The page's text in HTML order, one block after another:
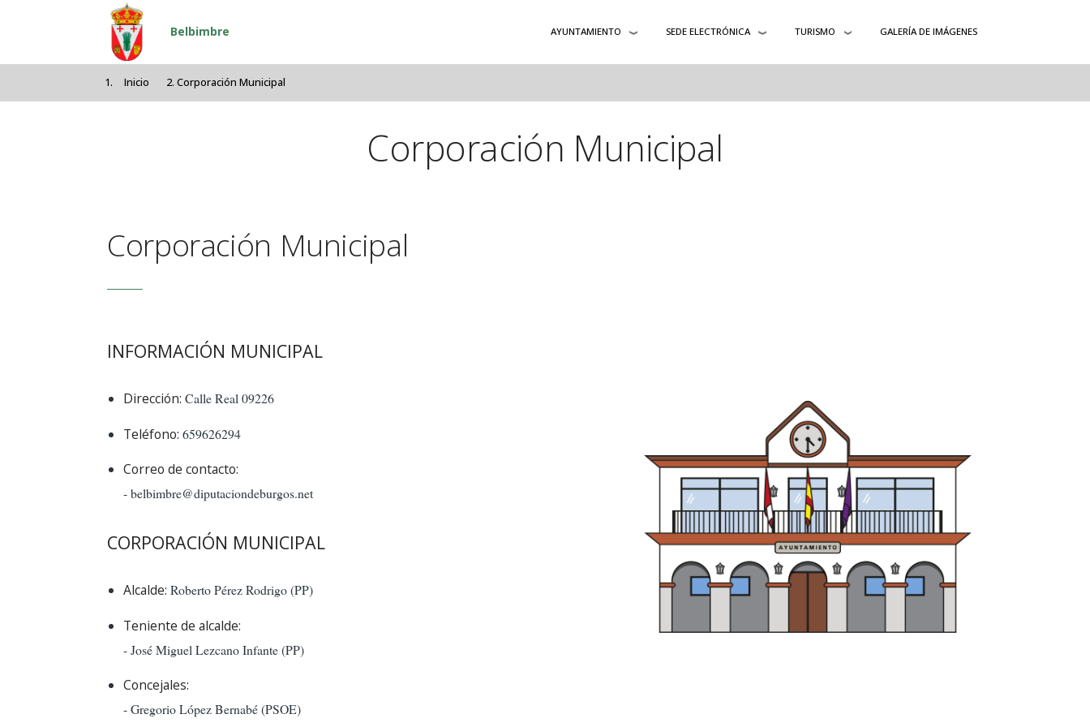
Pasar al contenido principal
Belbimbre AYUNTAMIENTO SEDE ELECTRÓNICA TURISMO GALERÍA DE IMÁGENES
Inicio Corporación Municipal
Corporación Municipal
Corporación Municipal
INFORMACIÓN MUNICIPAL
Dirección: Calle Real 09226
Teléfono: 659626294
Correo de contacto:
- belbimbre@diputaciondeburgos.net
CORPORACIÓN MUNICIPAL
Alcalde: Roberto Pérez Rodrigo (PP)
Teniente de alcalde:
- José Miguel Lezcano Infante (PP)
Concejales:
- Gregorio López Bernabé (PSOE)